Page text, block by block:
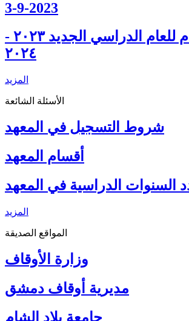
3-9-2023
بدأ الدوام للعام الدراسي الجديد ٢٠٢٣ -
٢٠٢٤
المزيد
الأسئلة الشائعة
شروط التسجيل في المعهد
أقسام المعهد
السنوات الدراسية في المعهد
المزيد
المواقع الصديقة
وزارة الأوقاف
مديرية أوقاف دمشق
جامعة بلاد الشام